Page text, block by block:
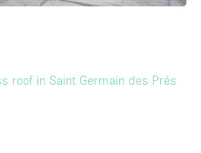
roof in Saint Germain des Prés